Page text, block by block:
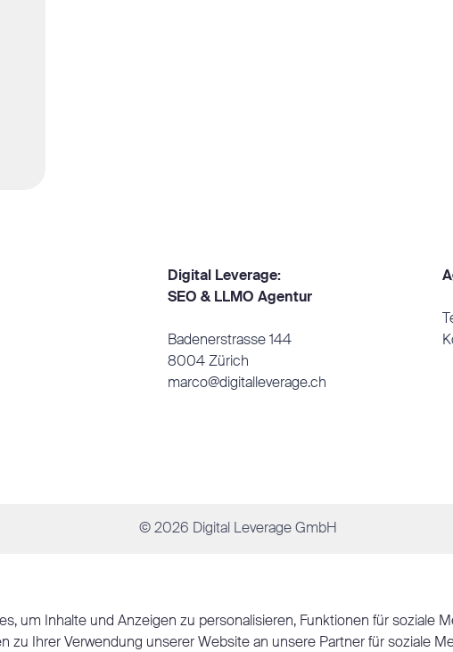
Digital Leverage:
SEO & LLMO Agentur
Badenerstrasse 144
8004 Zürich
marco@digitalleverage.ch
© 2026 Digital Leverage GmbH
um Inhalte und Anzeigen zu personalisieren, Funktionen für soziale
zu Ihrer Verwendung unserer Website an unsere Partner für soziale